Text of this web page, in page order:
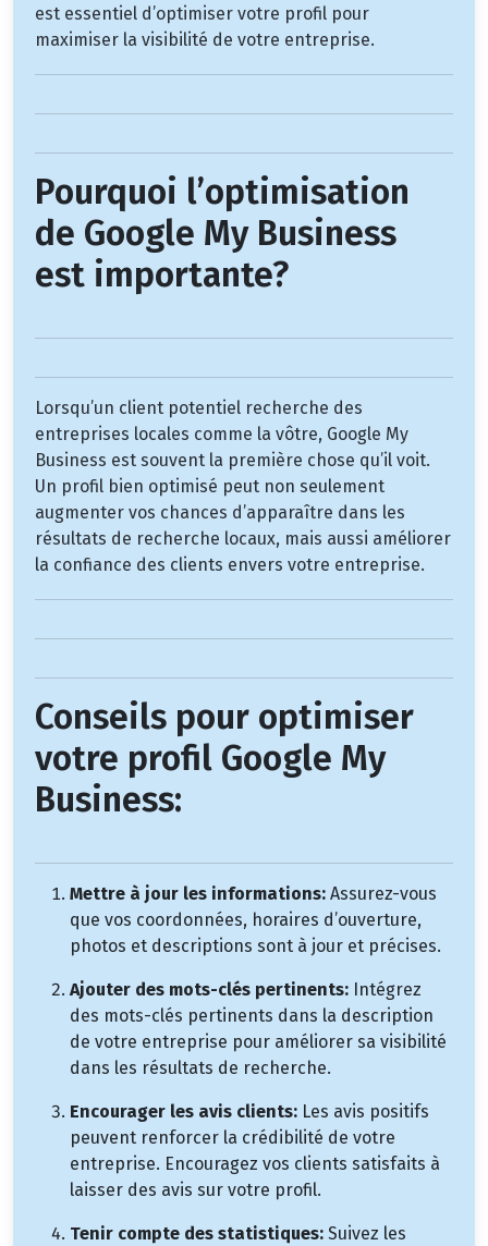
est essentiel d’optimiser votre profil pour
maximiser la visibilité de votre entreprise.
Pourquoi l’optimisation
de Google My Business
est importante?
Lorsqu’un client potentiel recherche des
entreprises locales comme la vôtre, Google My
Business est souvent la première chose qu’il voit.
Un profil bien optimisé peut non seulement
augmenter vos chances d’apparaître dans les
résultats de recherche locaux, mais aussi améliorer
la confiance des clients envers votre entreprise.
Conseils pour optimiser
votre profil Google My
Business:
Mettre à jour les informations: Assurez-vous
que vos coordonnées, horaires d’ouverture,
photos et descriptions sont à jour et précises.
Ajouter des mots-clés pertinents: Intégrez
des mots-clés pertinents dans la description
de votre entreprise pour améliorer sa visibilité
dans les résultats de recherche.
Encourager les avis clients: Les avis positifs
peuvent renforcer la crédibilité de votre
entreprise. Encouragez vos clients satisfaits à
laisser des avis sur votre profil.
Tenir compte des statistiques: Suivez les